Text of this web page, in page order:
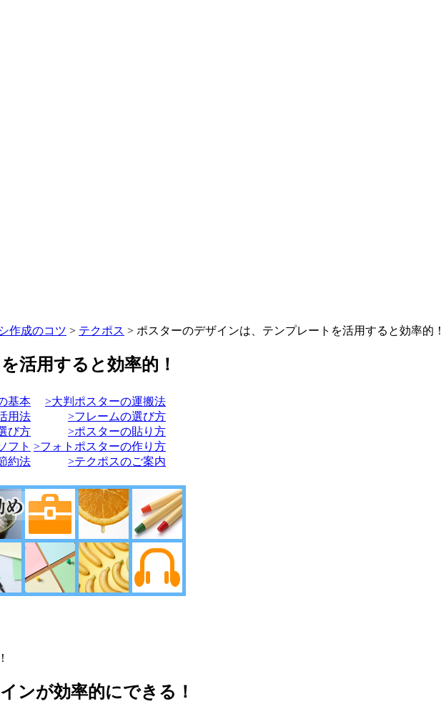
作成のコツ > テクポス > ポスターのデザインは、テンプレートを活用すると効率的！
活用すると効率的！
基本
用法
び方
フト
約法
>大判ポスターの運搬法
>フレームの選び方
>ポスターの貼り方
>フォトポスターの作り方
>テクポスのご案内
ンが効率的にできる！